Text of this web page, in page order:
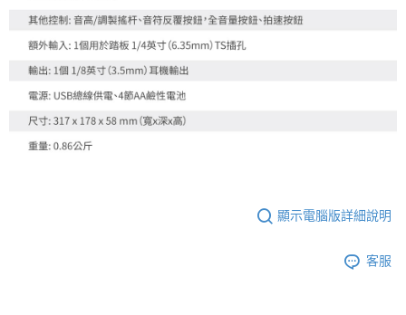
顯示電腦版詳細說明
客服